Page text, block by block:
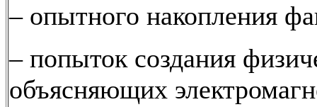
– опытного накопления
– попыток создания
объясняющих